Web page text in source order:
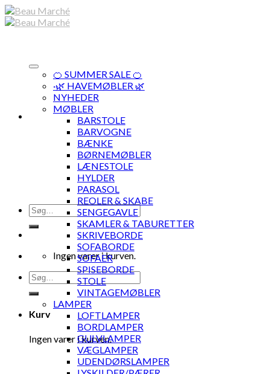
Skip
to
Søg
efter:
Ingen varer i kurven.
Søg
efter:
Kurv
Ingen varer i kurven.
🍊 SUMMER SALE 🍊
·🌿 HAVEMØBLER 🌿
NYHEDER
MØBLER
BARSTOLE
BARVOGNE
BÆNKE
BØRNEMØBLER
LÆNESTOLE
HYLDER
PARASOL
REOLER & SKABE
SENGEGAVLE
SKAMLER & TABURETTER
SKRIVEBORDE
SOFABORDE
SOFAER
SPISEBORDE
STOLE
VINTAGEMØBLER
LAMPER
LOFTLAMPER
BORDLAMPER
GULVLAMPER
VÆGLAMPER
UDENDØRSLAMPER